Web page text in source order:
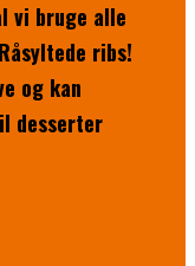
vi bruge alle
ribs!
og kan
desserter